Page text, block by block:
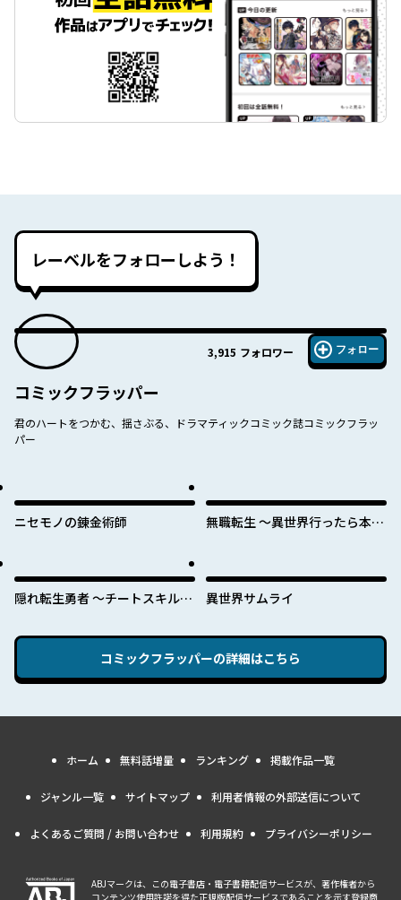
レーベルをフォローしよう！
3,915 フォロワー フォロー
コミックフラッパー
君のハートをつかむ、揺さぶる、ドラマティックコミック誌コミックフラッ
パー
ニセモノの錬金術師
無職転生 ～異世界行ったら本気
隠れ転生勇者 ～チートスキルと
を楽しんでやる！～
異世界サムライ
コミックフラッパーの詳細はこちら
ホーム 無料話増量 ランキング 掲載作品一覧
ジャンル一覧 サイトマップ 利用者情報の外部送信について
よくあるご質問 / お問い合わせ 利用規約 プライバシーポリシー
ABJマークは、この電子書店・電子書籍配信サービスが、著作権者から
コンテンツ使用許諾を得た正規版配信サービスであることを示す登録商